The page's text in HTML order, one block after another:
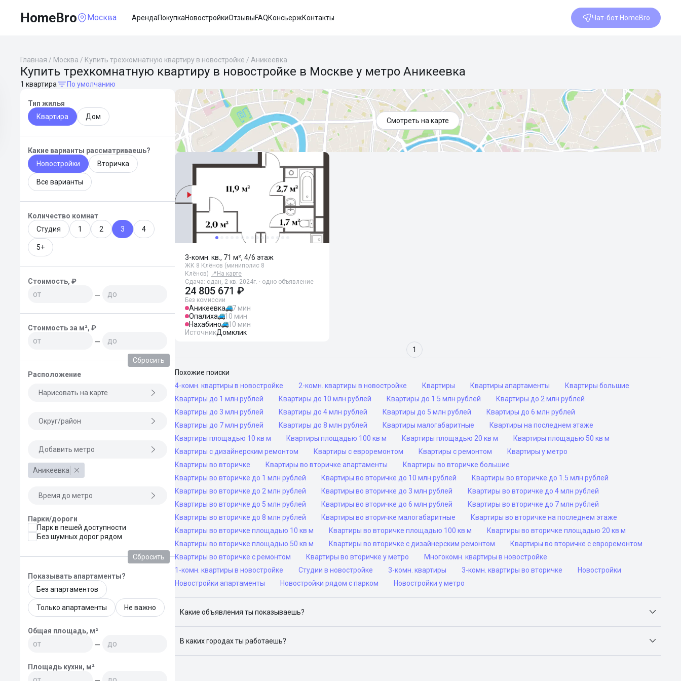
HomeBro Москва АрендаПокупкаНовостройкиОтзывыFAQКонсьержКонтакты Чат-бот HomeBro
Главная / Москва / Купить трехкомнатную квартиру в новостройке / Аникеевка
Купить трехкомнатную квартиру в новостройке в Москве у метро Аникеевка
1 квартира По умолчанию
Тип жилья
Квартира
Дом
Какие варианты рассматриваешь?
Новостройки
Вторичка
Все варианты
Количество комнат
Студия
1 2 3 4
5+
Стоимость, ₽
—
Стоимость за м², ₽
—
Сбросить
Расположение
Нарисовать на карте
Округ/район
Добавить метро
Аникеевка
Время до метро
Парки/дороги
Парк в пешей доступности
Без шумных дорог рядом
Сбросить
Показывать апартаменты?
Без апартаментов
Только апартаменты Не важно
Общая площадь, м²
—
Площадь кухни, м²
Смотреть на карте
3-комн. кв., 71 м², 4/6 этаж
ЖК 8 Клёнов (миниполис 8
Клёнов) 📍 На карте
Сдача: сдан, 2 кв. 2024г. · одно объявление
24 805 671 ₽
Без комиссии
Аникеевка
7 мин
Опалиха
10 мин
Нахабино
10 мин
ИсточникДомклик
1
Похожие поиски
4-комн. квартиры в новостройке
2-комн. квартиры в новостройке Квартиры Квартиры апартаменты
Квартиры большие
Квартиры до 1 млн рублей
Квартиры до 10 млн рублей Квартиры до 1.5 млн рублей
Квартиры до 2 млн рублей
Квартиры до 3 млн рублей
Квартиры до 4 млн рублей Квартиры до 5 млн рублей
Квартиры до 6 млн рублей
Квартиры до 7 млн рублей
Квартиры до 8 млн рублей Квартиры малогабаритные
Квартиры на последнем этаже
Квартиры площадью 10 кв м
Квартиры площадью 100 кв м Квартиры площадью 20 кв м
Квартиры площадью 50 кв м
Квартиры с дизайнерским ремонтом
Квартиры с евроремонтом Квартиры с ремонтом
Квартиры у метро
Квартиры во вторичке
Квартиры во вторичке апартаменты
Квартиры во вторичке большие
Квартиры во вторичке до 1 млн рублей
Квартиры во вторичке до 10 млн рублей
Квартиры во вторичке до 1.5 млн рублей
Квартиры во вторичке до 2 млн рублей
Квартиры во вторичке до 3 млн рублей
Квартиры во вторичке до 4 млн рублей
Квартиры во вторичке до 5 млн рублей
Квартиры во вторичке до 6 млн рублей
Квартиры во вторичке до 7 млн рублей
Квартиры во вторичке до 8 млн рублей
Квартиры во вторичке малогабаритные
Квартиры во вторичке на последнем этаже
Квартиры во вторичке площадью 10 кв м
Квартиры во вторичке площадью 100 кв м
Квартиры во вторичке площадью 20 кв м
Квартиры во вторичке площадью 50 кв м
Квартиры во вторичке с дизайнерским ремонтом
Квартиры во вторичке с евроремонтом
Квартиры во вторичке с ремонтом
Квартиры во вторичке у метро
Многокомн. квартиры в новостройке
1-комн. квартиры в новостройке
Студии в новостройке 3-комн. квартиры 3-комн. квартиры во вторичке
Новостройки
Новостройки апартаменты
Новостройки рядом с парком Новостройки у метро
Какие объявления ты показываешь?
В каких городах ты работаешь?